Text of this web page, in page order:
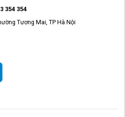
354 354
Tương Mai, TP Hà Nội